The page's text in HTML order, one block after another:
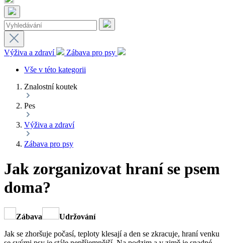
Výživa a zdraví
Zábava pro psy
Vše v této kategorii
Znalostní koutek
Pes
Výživa a zdraví
Zábava pro psy
Jak zorganizovat hraní se psem
doma?
Zábava
Udržování
Jak se zhoršuje počasí, teploty klesají a den se zkracuje, hraní venku